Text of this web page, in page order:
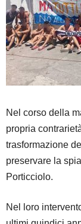
Nel corso della
propria
trasformazione
preservare la
Porticciolo.
Nel loro